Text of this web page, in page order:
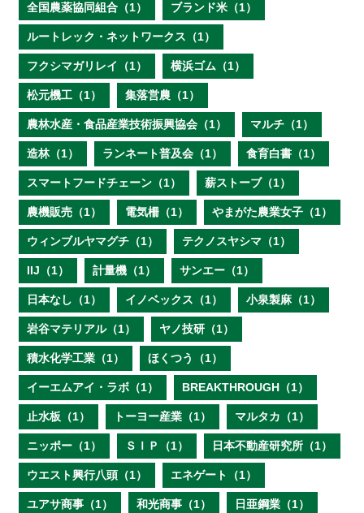
全国農薬協同組合（1） ブランド米（1）
ルートレック・ネットワークス（1）
フクシマガリレイ（1） 横浜ゴム（1）
松元機工（1） 集落営農（1）
農林水産・食品産業技術振興協会（1） マルチ（1）
造林（1） ランネート普及会（1） 食育白書（1）
スマートフードチェーン（1） 薪ストーブ（1）
農機販売（1） 電気柵（1） やまがた農業女子（1）
ウィンブルヤマグチ（1） テクノスヤシマ（1）
IIJ（1） 計量機（1） サンエー（1）
日本なし（1） イノベックス（1） 小泉製麻（1）
岩谷マテリアル（1） ヤノ技研（1）
積水化学工業（1） ほくつう（1）
イーエムアイ・ラボ（1） BREAKTHROUGH（1）
止水板（1） トーヨー産業（1） マルタカ（1）
ニッポー（1） ＳＩＰ（1） 日本不動産研究所（1）
ウエスト興行八頭（1） エネゲート（1）
ユアサ商事（1） 和光商事（1） 日亜鋼業（1）